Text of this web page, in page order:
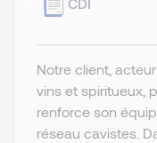
CDI
Notre client,
vins et spiritueux,
renforce son
réseau cavistes.